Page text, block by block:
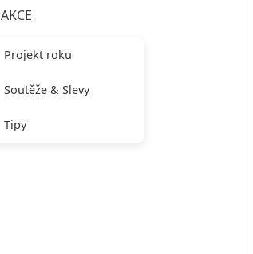
AKCE
Projekt roku
Soutěže & Slevy
Tipy